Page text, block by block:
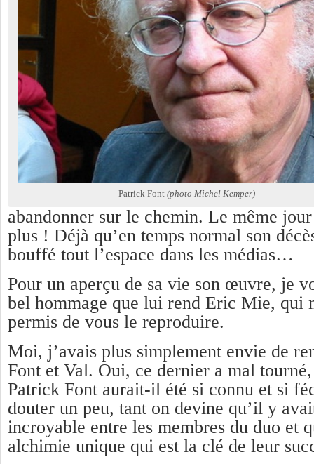
Patrick Font (photo Michel Kemper)
abandonner sur le chemin. Le même
plus ! Déjà qu’en temps normal son
bouffé tout l’espace dans les médias…
Pour un aperçu de sa vie son œuvre, je
bel hommage que lui rend Eric Mie, qui
permis de vous le reproduire.
Moi, j’avais plus simplement envie de
Font et Val. Oui, ce dernier a mal
Patrick Font aurait-il été si connu et si
douter un peu, tant on devine qu’il y
incroyable entre les membres du duo et
alchimie unique qui est la clé de leur